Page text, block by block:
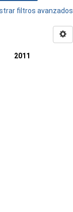
filtros avanzados
2011